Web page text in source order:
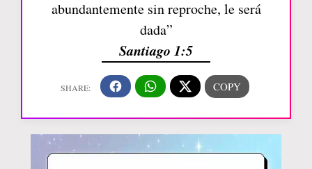
abundantemente sin reproche, le será
dada”
Santiago 1:5